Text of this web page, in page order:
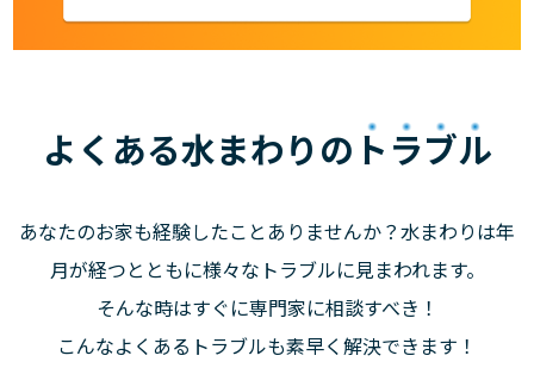
よくある水まわりの トラブル
あなたのお家も経験したことありませんか？水まわりは年
月が経つとともに様々なトラブルに見まわれます。
そんな時はすぐに専門家に相談すべき！
こんなよくあるトラブルも素早く解決できます！